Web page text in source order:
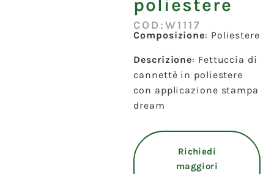
poliestere
COD:W1117
Composizione: Poliestere
Descrizione: Fettuccia di
cannettè in poliestere
con applicazione stampa
dream
Richiedi
maggiori